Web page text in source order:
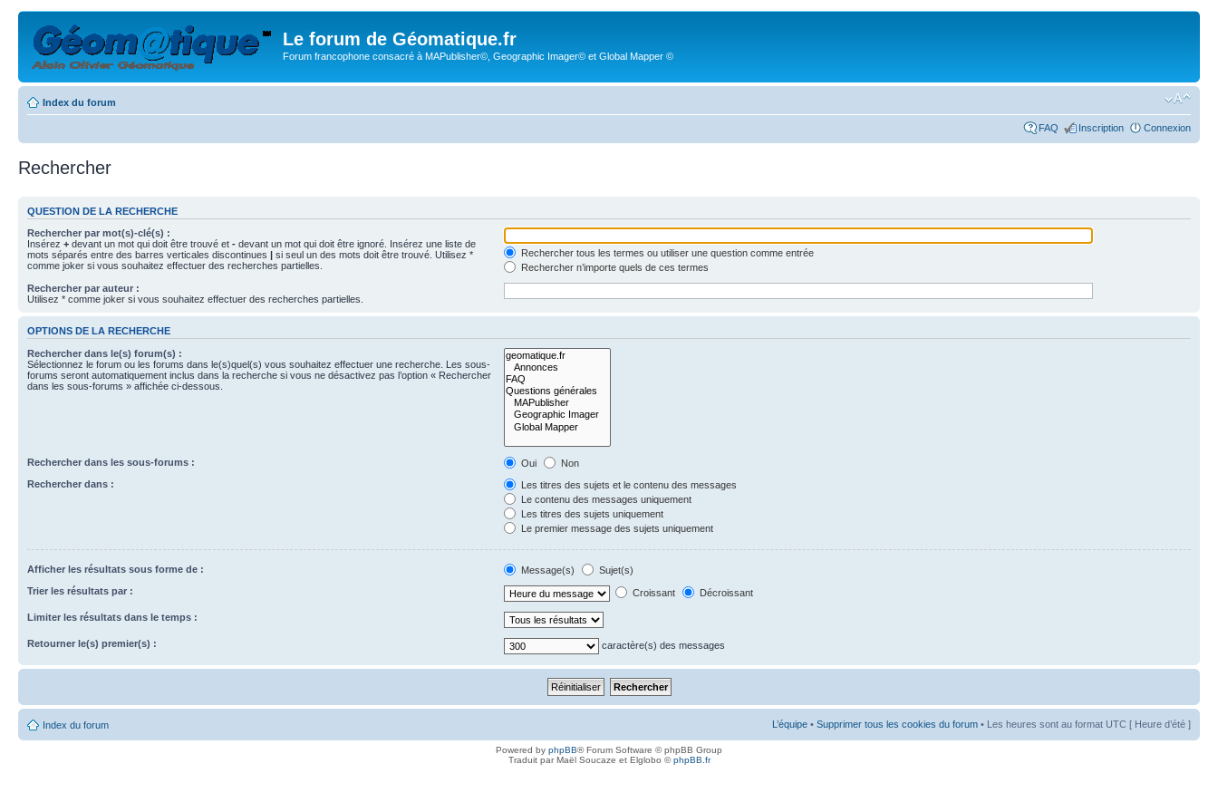
Le forum de Géomatique.fr
Forum francophone consacré à MAPublisher©, Geographic Imager© et Global Mapper ©
Index du forum
FAQ Inscription Connexion
Rechercher
QUESTION DE LA RECHERCHE
Rechercher par mot(s)-clé(s) :
Insérez + devant un mot qui doit être trouvé et - devant un mot qui doit être ignoré. Insérez une liste de
mots séparés entre des barres verticales discontinues | si seul un des mots doit être trouvé. Utilisez *
comme joker si vous souhaitez effectuer des recherches partielles.
Rechercher tous les termes ou utiliser une question comme entrée
Rechercher n’importe quels de ces termes
Rechercher par auteur :
Utilisez * comme joker si vous souhaitez effectuer des recherches partielles.
OPTIONS DE LA RECHERCHE
Rechercher dans le(s) forum(s) :
Sélectionnez le forum ou les forums dans le(s)quel(s) vous souhaitez effectuer une recherche. Les sous-
forums seront automatiquement inclus dans la recherche si vous ne désactivez pas l’option « Rechercher
dans les sous-forums » affichée ci-dessous.
Rechercher dans les sous-forums : Oui
Non
Rechercher dans :
Les titres des sujets et le contenu des messages
Le contenu des messages uniquement
Les titres des sujets uniquement
Le premier message des sujets uniquement
Afficher les résultats sous forme de : Message(s)
Sujet(s)
Trier les résultats par :
Croissant Décroissant
Limiter les résultats dans le temps :
Retourner le(s) premier(s) : caractère(s) des messages
Index du forum L’équipe • Supprimer tous les cookies du forum • Les heures sont au format UTC [ Heure d’été ]
Powered by phpBB® Forum Software © phpBB Group
Traduit par Maël Soucaze et Elglobo ©phpBB.fr